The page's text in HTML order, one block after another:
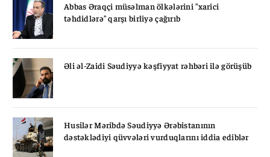
Abbas Əraqçi müsəlman ölkələrini "xarici
təhdidlərə" qarşı birliyə çağırıb
Əli əl-Zaidi Səudiyyə kəşfiyyat rəhbəri ilə görüşüb
Husilər Məribdə Səudiyyə Ərəbistanının
dəstəklədiyi qüvvələri vurduqlarını iddia ediblər